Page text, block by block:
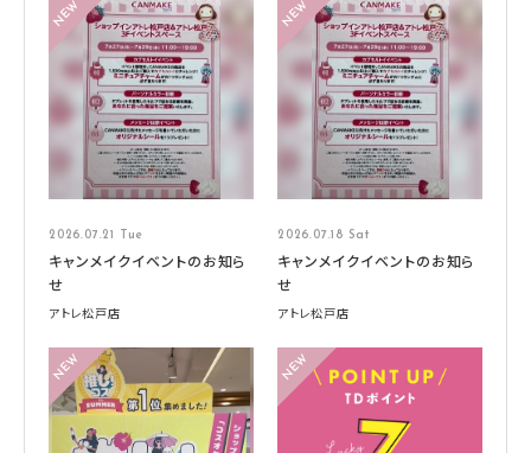
2026.07.21 Tue
キャンメイクイベントのお知ら
せ
アトレ松戸店
2026.07.18 Sat
キャンメイクイベントのお知ら
せ
アトレ松戸店